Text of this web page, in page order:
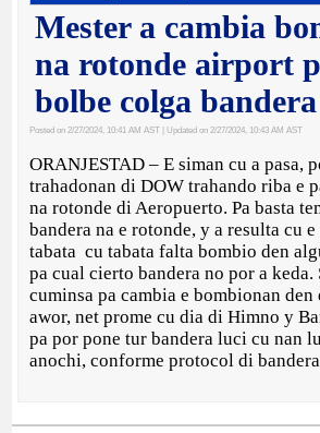
Mester a cambia
na rotonde airport
bolbe colga
Posted on 2/27/2024, 10:41 AM AST | Updated on 2/27/2024, 10:43 AM AST
ORANJESTAD – E siman cu a pasa,
trahadonan di DOW trahando riba e
na rotonde di Aeropuerto. Pa basta
bandera na e rotonde, y a resulta cu
tabata cu tabata falta bombio den
pa cual cierto bandera no por a keda.
cuminsa pa cambia e bombionan den
awor, net prome cu dia di Himno y
pa por pone tur bandera luci cu nan
anochi, conforme protocol di